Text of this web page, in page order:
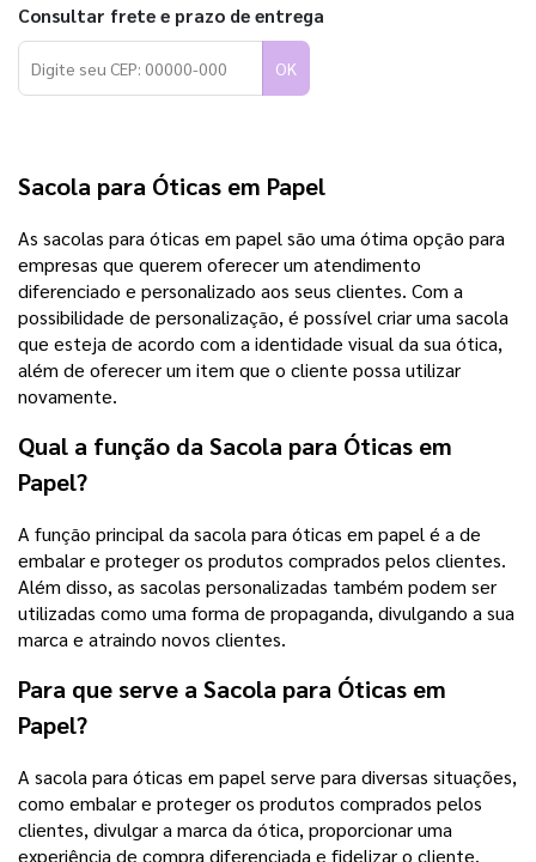
Consultar frete e prazo de entrega
OK
Sacola para Óticas em Papel
As sacolas para óticas em papel são uma ótima opção para
empresas que querem oferecer um atendimento
diferenciado e personalizado aos seus clientes. Com a
possibilidade de personalização, é possível criar uma sacola
que esteja de acordo com a identidade visual da sua ótica,
além de oferecer um item que o cliente possa utilizar
novamente.
Qual a função da Sacola para Óticas em
Papel?
A função principal da sacola para óticas em papel é a de
embalar e proteger os produtos comprados pelos clientes.
Além disso, as sacolas personalizadas também podem ser
utilizadas como uma forma de propaganda, divulgando a sua
marca e atraindo novos clientes.
Para que serve a Sacola para Óticas em
Papel?
A sacola para óticas em papel serve para diversas situações,
como embalar e proteger os produtos comprados pelos
clientes, divulgar a marca da ótica, proporcionar uma
experiência de compra diferenciada e fidelizar o cliente.